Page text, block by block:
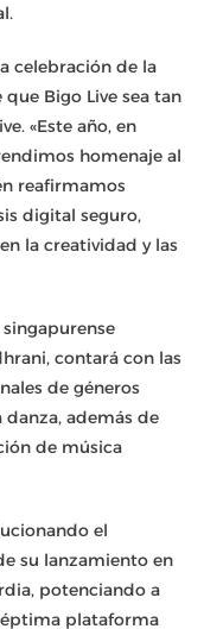
celebración de la
Bigo Live sea tan
«Este año, en
homenaje al
reafirmamos
digital seguro,
la creatividad y las
contará con las
de géneros
además de
de música
el
su lanzamiento en
potenciando a
plataforma